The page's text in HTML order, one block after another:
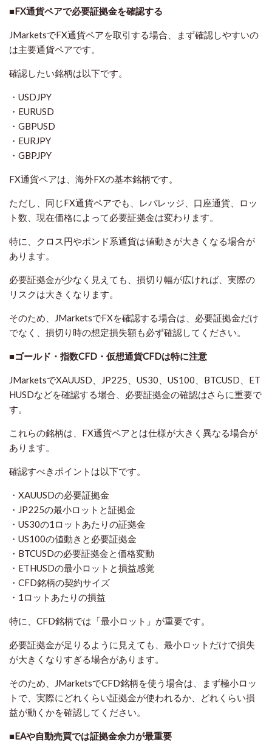
■FX通貨ペアで必要証拠金を確認する
JMarketsでFX通貨ペアを取引する場合、まず確認しやすいの
は主要通貨ペアです。
確認したい銘柄は以下です。
・USDJPY
・EURUSD
・GBPUSD
・EURJPY
・GBPJPY
FX通貨ペアは、海外FXの基本銘柄です。
ただし、同じFX通貨ペアでも、レバレッジ、口座通貨、ロッ
ト数、現在価格によって必要証拠金は変わります。
特に、クロス円やポンド系通貨は値動きが大きくなる場合が
あります。
必要証拠金が少なく見えても、損切り幅が広ければ、実際の
リスクは大きくなります。
そのため、JMarketsでFXを確認する場合は、必要証拠金だけ
でなく、損切り時の想定損失額も必ず確認してください。
■ゴールド・指数CFD・仮想通貨CFDは特に注意
JMarketsでXAUUSD、JP225、US30、US100、BTCUSD、ET
HUSDなどを確認する場合、必要証拠金の確認はさらに重要で
す。
これらの銘柄は、FX通貨ペアとは仕様が大きく異なる場合が
あります。
確認すべきポイントは以下です。
・XAUUSDの必要証拠金
・JP225の最小ロットと証拠金
・US30の1ロットあたりの証拠金
・US100の値動きと必要証拠金
・BTCUSDの必要証拠金と価格変動
・ETHUSDの最小ロットと損益感覚
・CFD銘柄の契約サイズ
・1ロットあたりの損益
特に、CFD銘柄では「最小ロット」が重要です。
必要証拠金が足りるように見えても、最小ロットだけで損失
が大きくなりすぎる場合があります。
そのため、JMarketsでCFD銘柄を使う場合は、まず極小ロッ
トで、実際にどれくらい証拠金が使われるか、どれくらい損
益が動くかを確認してください。
■EAや自動売買では証拠金余力が最重要